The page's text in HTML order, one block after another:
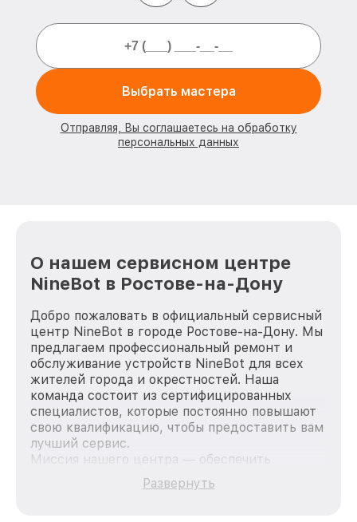
Выбрать мастера
Отправляя, Вы соглашаетесь на обработку
персональных данных
О нашем сервисном центре
NineBot в Ростове-на-Дону
Добро пожаловать в официальный сервисный
центр NineBot в городе Ростове-на-Дону. Мы
предлагаем профессиональный ремонт и
обслуживание устройств NineBot для всех
жителей города и окрестностей. Наша
команда состоит из сертифицированных
специалистов, которые постоянно повышают
свою квалификацию, чтобы предоставить вам
лучший сервис.
Миссия нашего центра — обеспечить
качественный и доступный ремонт для
каждого пользователя продукции NineBot,
Развернуть